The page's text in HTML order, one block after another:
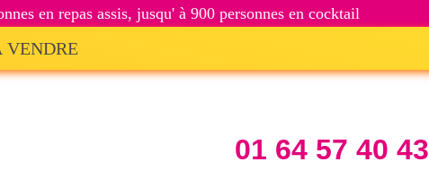
en repas assis, jusqu' à 900 personnes en cocktail
VENDRE
01 64 57 40 43